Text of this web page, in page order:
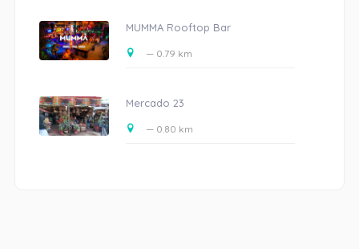
MUMMA Rooftop Bar
— 0.79 km
Mercado 23
— 0.80 km